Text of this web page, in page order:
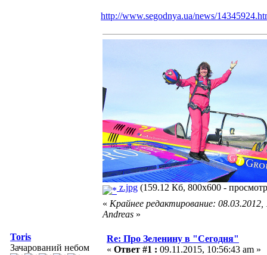
http://www.segodnya.ua/news/
z.jpg (159.12 Кб, 800x600 -
« Крайнее редактирование:
Andreas »
Toris
Зачарований небом
Re: Про Зеленину в "Сегодня"
« Ответ #1 : 09.11.2015, 10:56:43 am »